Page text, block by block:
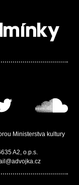
Ministerstva kultury
A2, o.p.s.